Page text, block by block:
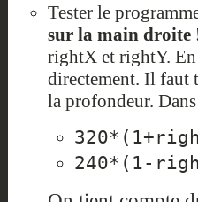
Tester le
sur la main droite
rightX et rightY. En
directement. Il faut
la profondeur.
240*(1-